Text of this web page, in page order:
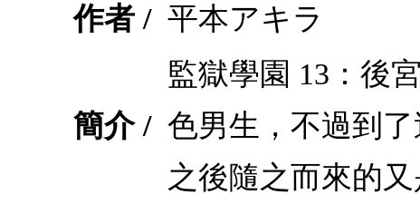
作者 / 平本アキラ
簡介 /
監獄學園 13：後
色男生，不過到
之後隨之而來的